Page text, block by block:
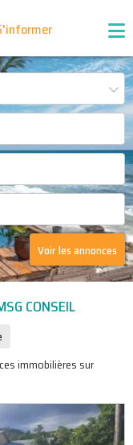
d'annonces
Partenaires
Voir les annonces
CONSEIL
immobilières sur